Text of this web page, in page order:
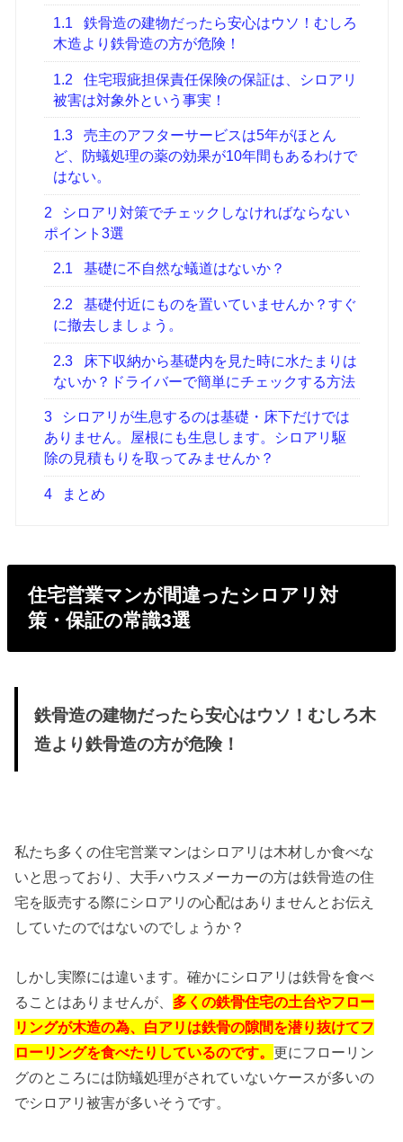
1.1
鉄骨造の建物だったら安心はウソ！むしろ
木造より鉄骨造の方が危険！
1.2
住宅瑕疵担保責任保険の保証は、シロアリ
被害は対象外という事実！
1.3
売主のアフターサービスは5年がほとん
ど、防蟻処理の薬の効果が10年間もあるわけで
はない。
2
シロアリ対策でチェックしなければならない
ポイント3選
2.1 基礎に不自然な蟻道はないか？
2.2
基礎付近にものを置いていませんか？すぐ
に撤去しましょう。
2.3
床下収納から基礎内を見た時に水たまりは
ないか？ドライバーで簡単にチェックする方法
3
シロアリが生息するのは基礎・床下だけでは
ありません。屋根にも生息します。シロアリ駆
除の見積もりを取ってみませんか？
4 まとめ
住宅営業マンが間違ったシロアリ対
策・保証の常識3選
鉄骨造の建物だったら安心はウソ！むしろ木
造より鉄骨造の方が危険！
私たち多くの住宅営業マンはシロアリは木材しか食べな
いと思っており、大手ハウスメーカーの方は鉄骨造の住
宅を販売する際にシロアリの心配はありませんとお伝え
していたのではないのでしょうか？
しかし実際には違います。確かにシロアリは鉄骨を食べ
ることはありませんが、 多くの鉄骨住宅の土台やフロー
リングが木造の為、白アリは鉄骨の隙間を潜り抜けてフ
ローリングを食べたりしているのです。更にフローリン
グのところには防蟻処理がされていないケースが多いの
でシロアリ被害が多いそうです。